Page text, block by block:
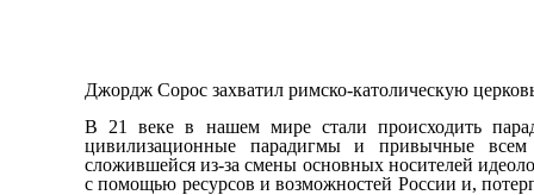
Джордж Сорос захватил римско-католическую
В 21 веке в нашем мире стали происходить парадоксальные вещи. Стали рушиться многовековые идеологии и союзы, цивилизационные парадигмы и привычные всем понятия. Мир резко поляризовался в результате новой реальности, сложившейся из-за смены основных носителей идеологий. Зародившийся в 19 веке марксизм, попытавшийся завоевать весь мир с помощью ресурсов и возможностей России и, потерпев тут неудачу, мимикрировал в либерализм и глобализм, собрав под свои знамена, казалось бы, главных своих противников – католическую церковь и финансовую олигархию. Вместо России базой для осуществления своих планов нео-марксисты выбрали США и Европу, а главной движущей силой – агрессивный и решительный радикальный исламизм. Последней каплей, переполнившей чашу терпения католиков, явилось пост-синодальное апостольское обращение AMORIS LAETITIA папы римского Франциска епископам, священникам, монашеству, супружеским парам и мирянам. 19 сентября 2016 года четыре епископа – Уолтер Брандмюллер, Рэймонд Л. Берк, Карло Каффаро и Иоахим Мейснер обратились к папе Франциску с официальным письмом, в котором содержалось 5 простых вопросов, требующих простые ответы – «да» или «нет». После почти двухмесячного молчания понтифика, кардиналы написали еще одно письмо, где рассказывается о «неопределенности, смятении и дезориентации среди многих верующих», вытекающие из Аморис Летиция. Кардиналы попробовали объяснить, что «совесть нашей пастырской ответственности вынуждает нас» «с глубоким уважением» призвать папу римского Франциска дать ответы на вопросы, напоминая ему, что как папа он «призван поддерживать своих братьев по вере», «устранять неопределенность и вносить ясность». В письме кардиналы упомянули даже о беспорядках, которые возникают среди католиков в связи с Аморис Летиция. Но и на это письмо ответа от понтифика не последовало, а кардиналы-подписанты подверглись обвинениям в ереси. Все это принудило одного из кардиналов Рэймонда Л. Берка дать интервью Catholic World Report , в котором он, не обвиняя напрямую папу Франциска в ереси, напоминает ему о прецедентах и процедуре, когда коллегия кардиналов отстраняла папу римского от престола по обвинениям в ереси. В близкой к католичеству прессе сразу появились статьи, оправдывающие позицию кардинала Берка и мягко напоминающие папе римскому о каноническом праве и традициях в католицизме, явно намекая на церковный «импичмент», который может получить Франциск. В конце декабря появилось интервью бывшего епископа Гватемалы, ныне проживающего в Канаде, Жерарда Боуфарда, которое было дано Грегу Шимански на радио-шоу Genesis Communications Network, повторяющее основные положение из прежнего репортажа. В этом интервью епископ Боуфард утверждает, что Ватикан контролирует иллюминатов и всю систему нового мирового порядка, сам находясь в подчинении у «черного папы» – главного иезуита Питера Ганса Колвенбаха. Признания епископа Боуфорда оказались просто шокирующими: «Да, человек, известный как «черный папа» контролирует все важные решения, принимаемые папой, а он в свою очередь управляет иллюминатами… Я знаю, что это правда, так как я работал в течение многих лет в Ватикане вместе с папой римским Иоанном Павлом II. Папа получает приказы от «черного папы» иезуитов и арт-лидеров нового мирового порядка с задачей проникновения в другие религии и правительства мира в целях обеспечения единого мирового фашистского правительства и единой мировой религии, основанной на сатанизме и Люцифере… Люди не могут себе представить, как велико это зло и сколько разрушений оно уже вызвало и еще будет вызывать, используя идеальное прикрытие, прячась за черные балахоны и исповедуя, что оно – люди Бога… Они разрушают все изнутри и хотят уничтожить католическую Церковь для того, чтобы вступить в одну мировую религию, основанную на сатанизме». Эстафету подхватил некий Антониус Аквинский, который опубликовал на своем сайте 18-страничный доклад управления юстиции и мира в Ватикане, в котором папа Франциск предлагает создать наднациональный финансовый и денежно-кредитный орган для контроля над международным финансовым рынком. Причем Антониус